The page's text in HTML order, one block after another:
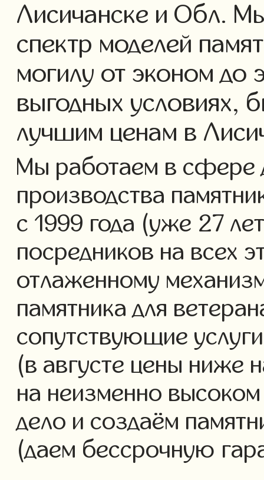
Лисичанске и Обл.
спектр моделей
могилу от эконом до
выгодных условиях,
лучшим ценам в
Мы работаем в сфере
производства
с 1999 года (уже 27
посредников на всех
отлаженному
памятника для
сопутствующие
(в августе цены ниже
на неизменно
дело и создаём
(даем бессрочную